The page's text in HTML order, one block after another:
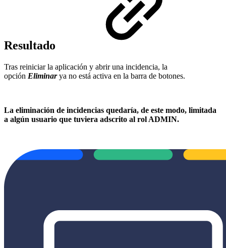
Resultado
Tras reiniciar la aplicación y abrir una incidencia, la
opción Eliminarya no está activa en la barra de botones.
La eliminación de incidencias quedaría, de este modo, limitada
a algún usuario que tuviera adscrito al rol ADMIN.